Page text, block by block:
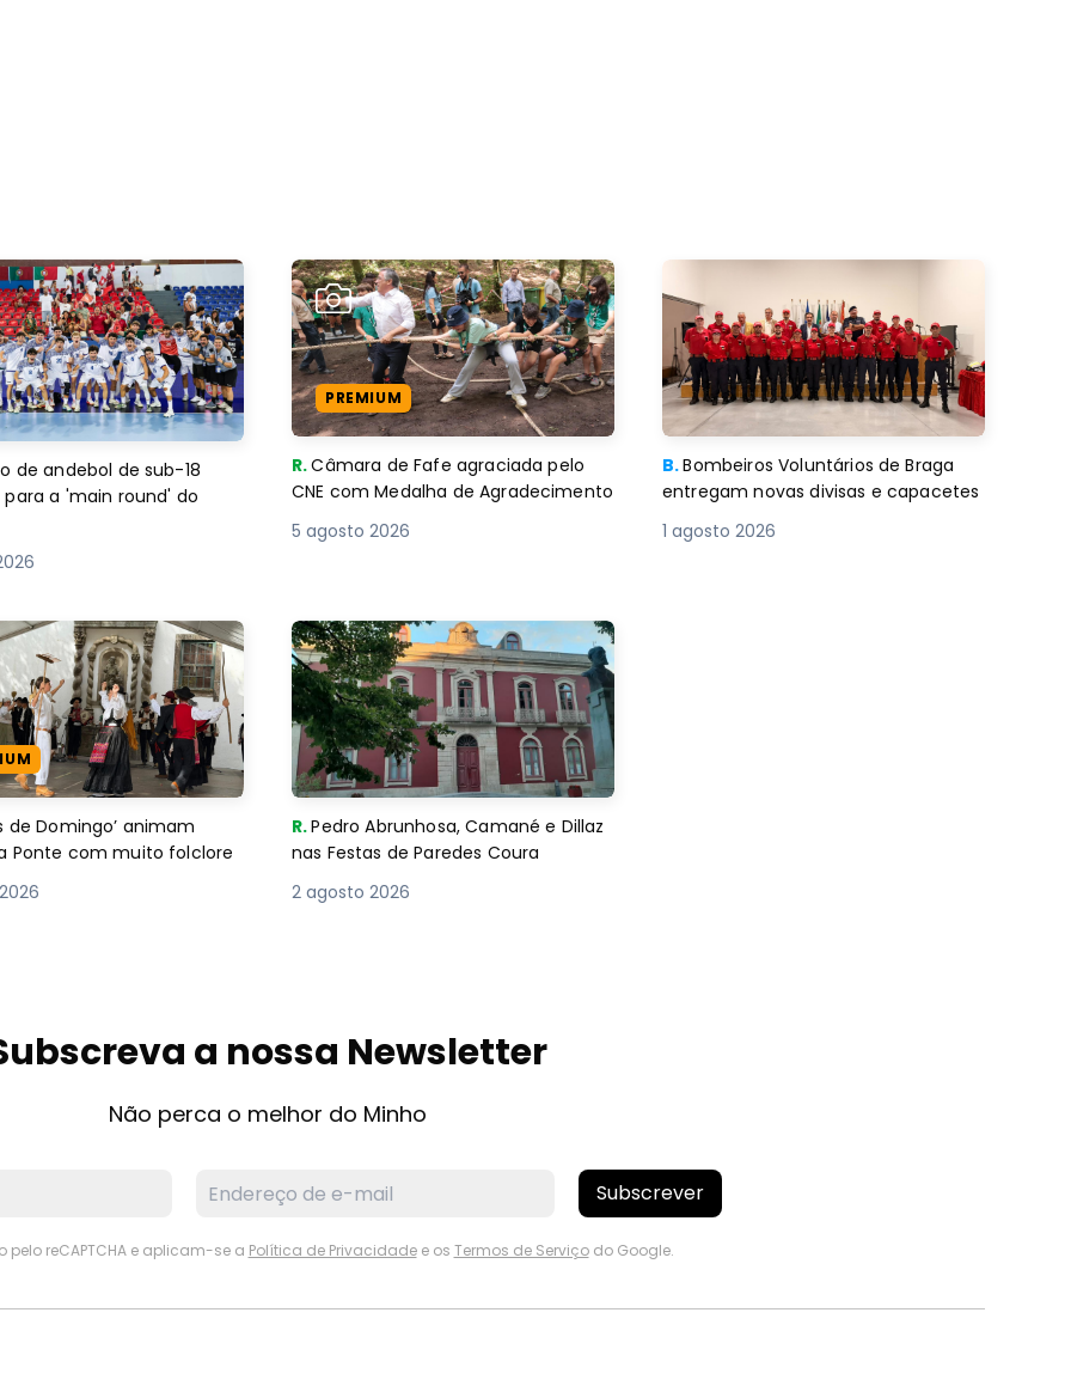
de andebol de sub-18
a 'main round' do
PREMIUM
R.Câmara de Fafe agraciada pelo
CNE com Medalha de Agradecimento
5 agosto 2026
B.Bombeiros Voluntários de Braga
entregam novas divisas e capacetes
1 agosto 2026
de Domingo’ animam
Ponte com muito folclore
R.Pedro Abrunhosa, Camané e Dillaz
nas Festas de Paredes Coura
2 agosto 2026
a nossa Newsletter
Não perca o melhor do Minho
Subscrever
pelo reCAPTCHA e aplicam-se a Política de Privacidadee os Termos de Serviçodo Google.